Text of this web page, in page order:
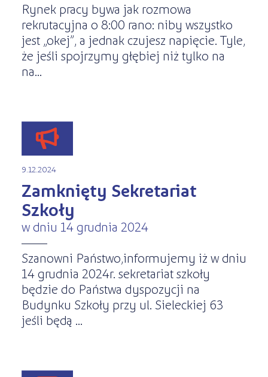
Rynek pracy bywa jak rozmowa
rekrutacyjna o 8:00 rano: niby wszystko
jest „okej”, a jednak czujesz napięcie. Tyle,
że jeśli spojrzymy głębiej niż tylko na
na...
9.12.2024
Zamknięty Sekretariat
Szkoły
w dniu 14 grudnia 2024
Szanowni Państwo,informujemy iż w dniu
14 grudnia 2024r. sekretariat szkoły
będzie do Państwa dyspozycji na
Budynku Szkoły przy ul. Sieleckiej 63
jeśli będą ...